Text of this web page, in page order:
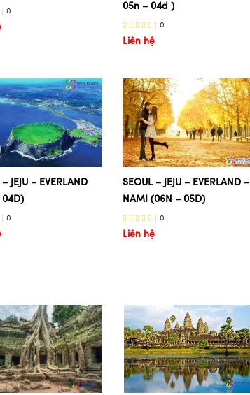
0
05n – 04d )
0
Liên hệ
JEJU – EVERLAND
04D)
0
SEOUL – JEJU – EVERLAND –
NAMI (06N – 05D)
0
Liên hệ